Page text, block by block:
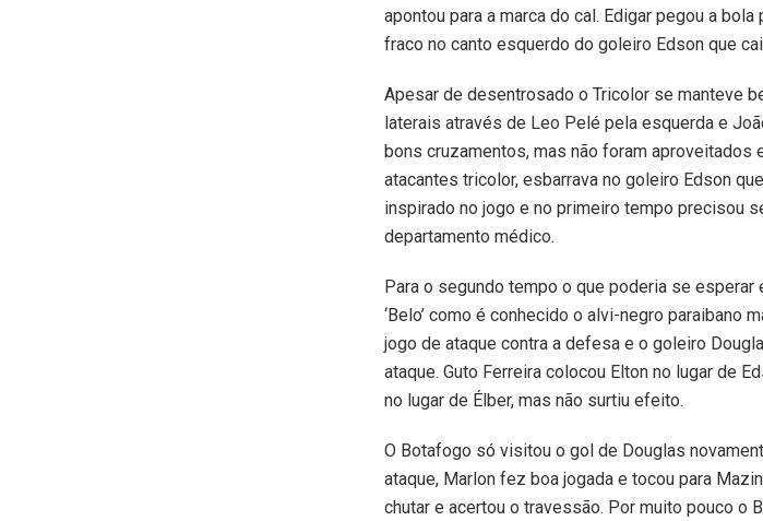
apontou para a marca do cal. Edigar pegou a
fraco no canto esquerdo do goleiro Edson que
Apesar de desentrosado o Tricolor se manteve
laterais através de Leo Pelé pela esquerda e
bons cruzamentos, mas não foram aproveitados
atacantes tricolor, esbarrava no goleiro Edson
inspirado no jogo e no primeiro tempo precisou
departamento médico.
Para o segundo tempo o que poderia se
‘Belo’ como é conhecido o alvi-negro paraibano
jogo de ataque contra a defesa e o goleiro
ataque. Guto Ferreira colocou Elton no lugar de
no lugar de Élber, mas não surtiu efeito.
O Botafogo só visitou o gol de Douglas
ataque, Marlon fez boa jogada e tocou para
chutar e acertou o travessão. Por muito pouco o